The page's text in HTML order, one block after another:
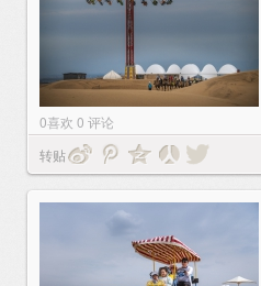
0喜欢 0 评论
转贴